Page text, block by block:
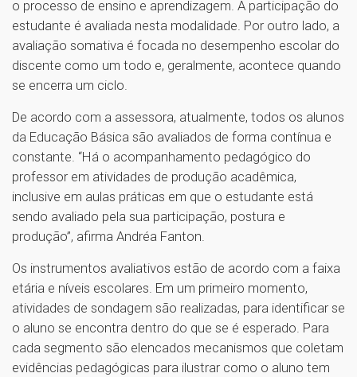
o processo de ensino e aprendizagem. A participação do
estudante é avaliada nesta modalidade. Por outro lado, a
avaliação somativa é focada no desempenho escolar do
discente como um todo e, geralmente, acontece quando
se encerra um ciclo.
De acordo com a assessora, atualmente, todos os alunos
da Educação Básica são avaliados de forma contínua e
constante. “Há o acompanhamento pedagógico do
professor em atividades de produção acadêmica,
inclusive em aulas práticas em que o estudante está
sendo avaliado pela sua participação, postura e
produção”, afirma Andréa Fanton.
Os instrumentos avaliativos estão de acordo com a faixa
etária e níveis escolares. Em um primeiro momento,
atividades de sondagem são realizadas, para identificar se
o aluno se encontra dentro do que se é esperado. Para
cada segmento são elencados mecanismos que coletam
evidências pedagógicas para ilustrar como o aluno tem